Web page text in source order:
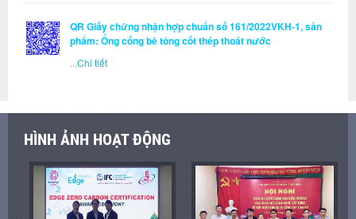
QR Giấy chứng nhận hợp chuẩn số 161/2022VKH-1, sản
phẩm: Ống cống bê tông cốt thép thoát nước
Chi tiết
HÌNH ẢNH HOẠT ĐỘNG